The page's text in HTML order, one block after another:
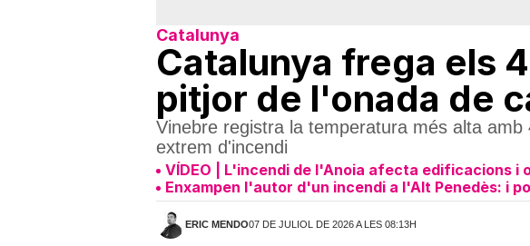
Catalunya
Catalunya frega els
pitjor de l'onada de
Vinebre registra la temperatura més alta
extrem d'incendi
VÍDEO | L'incendi de l'Anoia afecta edificacions i
Enxampen l'autor d'un incendi a l'Alt Penedès: i
ERIC MENDO07 DE JULIOL DE 2026 A LES 08:13H